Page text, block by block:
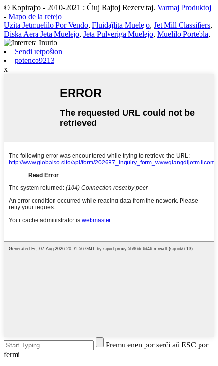
© Kopirajto - 2010-2021 : Ĉiuj Rajtoj Rezervitaj. Varmaj Produktoj
- Mapo de la retejo
Uzita Jetmuelilo Por Vendo, Fluidaĵlita Muelejo, Jet Mill Classifiers,
Diska Aera Jeta Muelejo, Jeta Pulveriga Muelejo, Muelilo Portebla,
Sendi retpoŝton
potenco9213
x
Premu enen por serĉi aŭ ESC por
fermi